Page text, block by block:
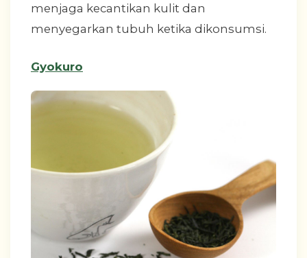
menjaga kecantikan kulit dan
menyegarkan tubuh ketika dikonsumsi.
Gyokuro